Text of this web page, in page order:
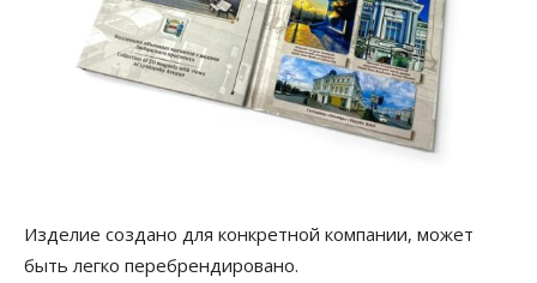
Изделие создано для конкретной компании, может
быть легко перебрендировано.